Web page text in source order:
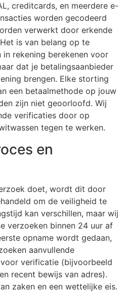
creditcards, en meerdere e-
worden gecodeerd
verwerkt door erkende
is van belang op te
rekening berekenen voor
dat je betalingsaanbieder
brengen. Elke storting
een betaalmethode op jouw
zijn niet geoorloofd. Wij
verificaties door op
tegen te werken.
en
doet, wordt dit door
om de veiligheid te
kan verschillen, maar wij
verzoeken binnen 24 uur af
opname wordt gedaan,
aanvullende
verificatie (bijvoorbeeld
recent bewijs van adres).
zaken en een wettelijke eis.